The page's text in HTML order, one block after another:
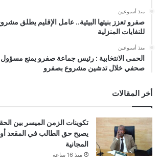
منذ أسبوعين
صفرو تعزز بنيتها البيئية.. عامل الإقليم يطلق
للنفايات المنزلية
منذ أسبوعين
الحمى الانتخابية : رئيس جماعة صفرو يمنع مسؤول
صحفي خلال تدشين مشروع بصفرو
أخر المقالات
تكوينات الزمن الميسر بين
يصبح حق الطالب في المقعد
المجانية
منذ 16 ساعة